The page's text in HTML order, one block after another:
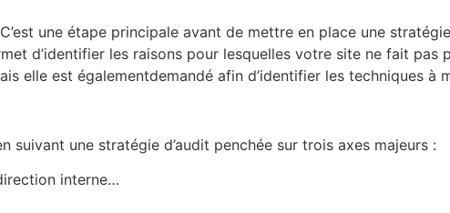
une étape principale avant de mettre en place une
d’identifier les raisons pour lesquelles votre site ne fait pas
elle est égalementdemandé afin d’identifier les techniques à
une stratégie d’audit penchée sur trois axes majeurs :
interne…